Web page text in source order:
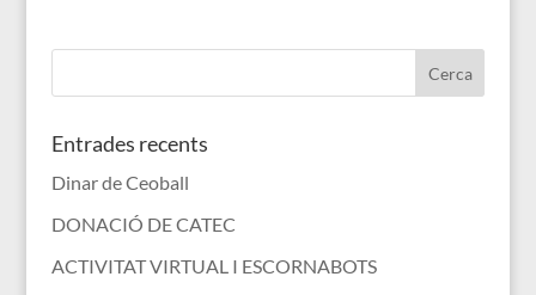
Entrades recents
Dinar de Ceoball
DONACIÓ DE CATEC
ACTIVITAT VIRTUAL I ESCORNABOTS